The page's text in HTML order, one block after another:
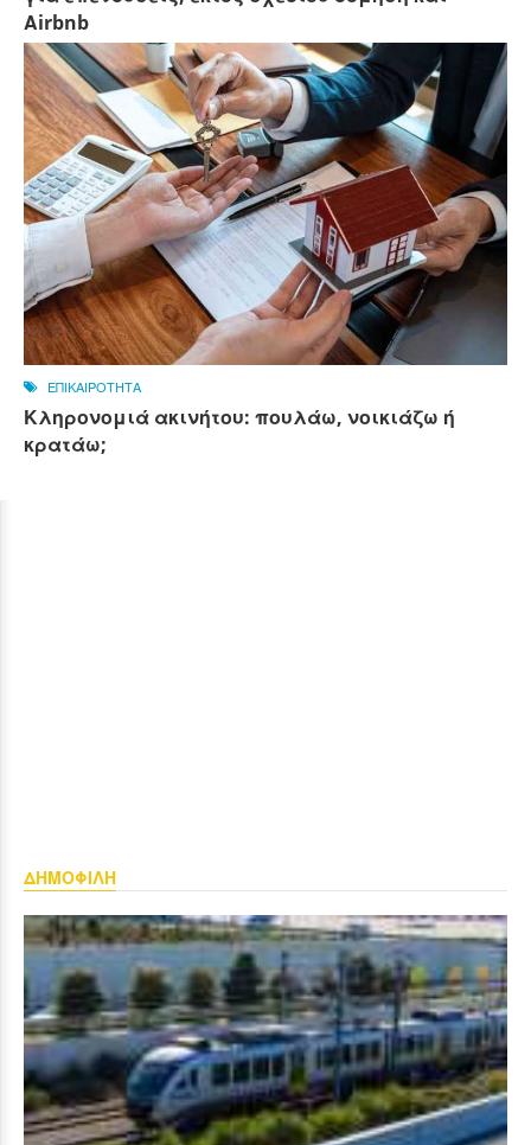
Αirbnb
ΕΠΙΚΑΙΡΟΤΗΤΑ
Κληρονομιά ακινήτου: πουλάω, νοικιάζω ή
κρατάω;
ΔΗΜΟΦΙΛΗ